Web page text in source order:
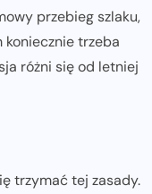
przebieg szlaku,
trzeba
różni się od letniej
trzymać tej zasady.